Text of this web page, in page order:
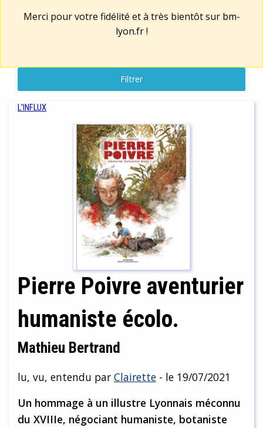
Merci pour votre fidélité et à très bientôt sur bm-
lyon.fr!
Filtrer
L'INFLUX
Pierre Poivre aventurier
humaniste écolo.
Mathieu Bertrand
lu, vu, entendu par Clairette - le 19/07/2021
Un hommage à un illustre Lyonnais méconnu
du XVIIIe, négociant humaniste, botaniste